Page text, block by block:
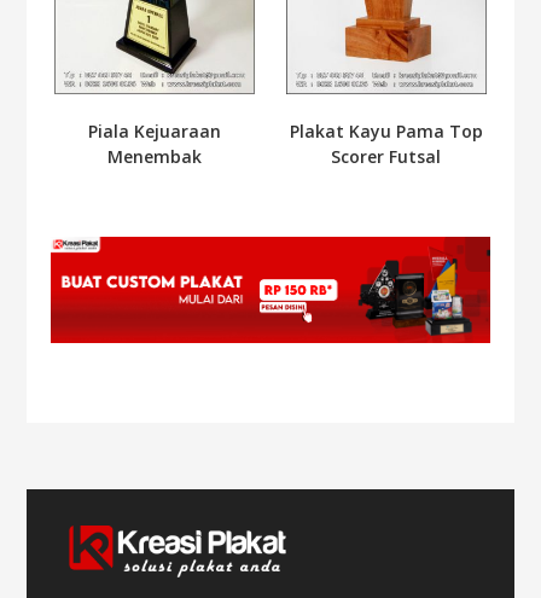
Piala Kejuaraan
Menembak
Plakat Kayu Pama Top
Scorer Futsal